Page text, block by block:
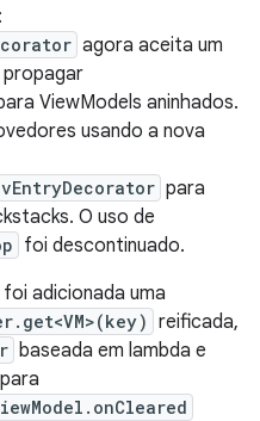
:
agora aceita um
ViewModels aninhados.
usando a nova
para
O uso de
foi descontinuado.
foi adicionada uma
reificada,
baseada em lambda e